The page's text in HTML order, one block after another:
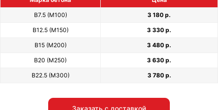
В7.5 (М100) 3 180 р.
В12.5 (М150) 3 330 р.
В15 (М200) 3 480 р.
В20 (М250) 3 630 р.
В22.5 (М300) 3 780 р.